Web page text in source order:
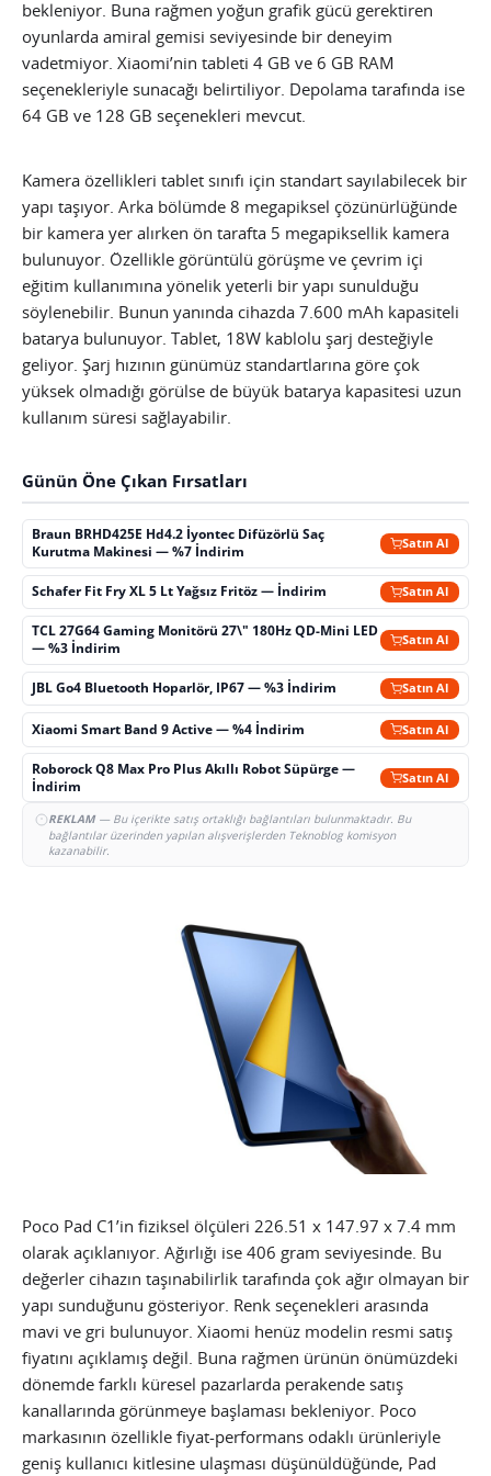
bekleniyor. Buna rağmen yoğun grafik gücü gerektiren
oyunlarda amiral gemisi seviyesinde bir deneyim
vadetmiyor. Xiaomi’nin tableti 4 GB ve 6 GB RAM
seçenekleriyle sunacağı belirtiliyor. Depolama tarafında ise
64 GB ve 128 GB seçenekleri mevcut.
Kamera özellikleri tablet sınıfı için standart sayılabilecek bir
yapı taşıyor. Arka bölümde 8 megapiksel çözünürlüğünde
bir kamera yer alırken ön tarafta 5 megapiksellik kamera
bulunuyor. Özellikle görüntülü görüşme ve çevrim içi
eğitim kullanımına yönelik yeterli bir yapı sunulduğu
söylenebilir. Bunun yanında cihazda 7.600 mAh kapasiteli
batarya bulunuyor. Tablet, 18W kablolu şarj desteğiyle
geliyor. Şarj hızının günümüz standartlarına göre çok
yüksek olmadığı görülse de büyük batarya kapasitesi uzun
kullanım süresi sağlayabilir.
Günün Öne Çıkan Fırsatları
Braun BRHD425E Hd4.2 İyontec Difüzörlü Saç
Kurutma Makinesi — %7 İndirim
Satın Al
Schafer Fit Fry XL 5 Lt Yağsız Fritöz — İndirim Satın Al
TCL 27G64 Gaming Monitörü 27\" 180Hz QD-Mini LED
— %3 İndirim
Satın Al
JBL Go4 Bluetooth Hoparlör, IP67 — %3 İndirim Satın Al
Xiaomi Smart Band 9 Active — %4 İndirim Satın Al
Roborock Q8 Max Pro Plus Akıllı Robot Süpürge —
İndirim
Satın Al
REKLAM— Bu içerikte satış ortaklığı bağlantıları bulunmaktadır. Bu
bağlantılar üzerinden yapılan alışverişlerden Teknoblog komisyon
kazanabilir.
Poco Pad C1’in fiziksel ölçüleri 226.51 x 147.97 x 7.4 mm
olarak açıklanıyor. Ağırlığı ise 406 gram seviyesinde. Bu
değerler cihazın taşınabilirlik tarafında çok ağır olmayan bir
yapı sunduğunu gösteriyor. Renk seçenekleri arasında
mavi ve gri bulunuyor. Xiaomi henüz modelin resmi satış
fiyatını açıklamış değil. Buna rağmen ürünün önümüzdeki
dönemde farklı küresel pazarlarda perakende satış
kanallarında görünmeye başlaması bekleniyor. Poco
markasının özellikle fiyat-performans odaklı ürünleriyle
geniş kullanıcı kitlesine ulaşması düşünüldüğünde, Pad